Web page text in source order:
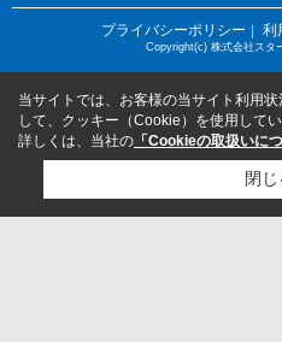
プライバシーポリシー ｜ 利
Copyright(c) 株式会社スタ
当サイトでは、お客様の当サイト利用
して、クッキー（Cookie）を使用してい
詳しくは、当社の 「Cookieの取扱いに
閉じ